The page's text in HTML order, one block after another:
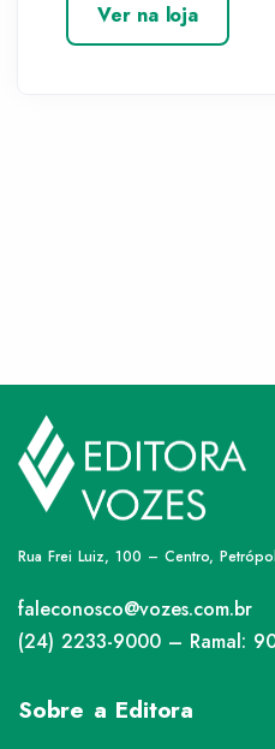
Ver na loja
Rua Frei Luiz, 100 – Centro,
faleconosco@vozes.com.br
(24) 2233-9000 – Ramal:
Sobre a Editora